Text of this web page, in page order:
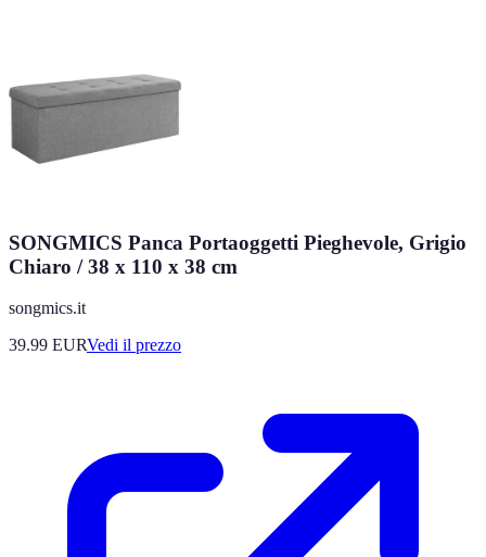
SONGMICS Panca Portaoggetti Pieghevole, Grigio
Chiaro / 38 x 110 x 38 cm
songmics.it
39.99 EURVedi il prezzo